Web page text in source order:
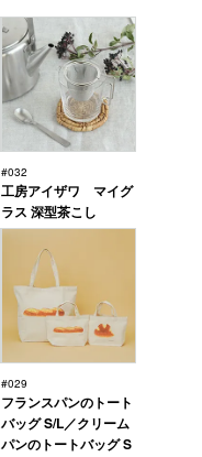
#032
工房アイザワ マイグ
ラス 深型茶こし
#029
フランスパンのトート
バッグ S/L／クリーム
パンのトートバッグ S